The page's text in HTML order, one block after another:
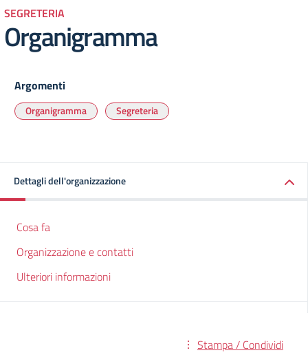
SEGRETERIA
Organigramma
Argomenti
Organigramma Segreteria
Dettagli dell'organizzazione
Cosa fa
Organizzazione e contatti
Ulteriori informazioni
Stampa / Condividi